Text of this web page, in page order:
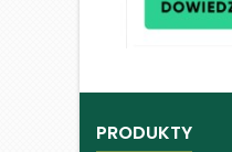
PRODUKTY